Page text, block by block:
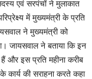
एवं सरपंचों ने मुलाकात
में मुख्यमंत्री के प्रति
ने मुख्यमंत्री को
जायसवाल ने बताया कि इन
और इस प्रति महीना करीब
की सराहना करते कहा